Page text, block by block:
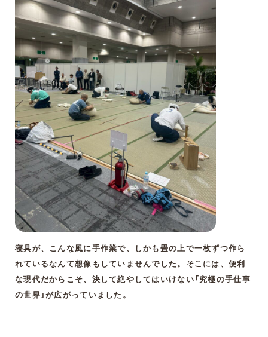
寝具が、こんな風に手作業で、しかも畳の上で一枚ずつ作ら
れているなんて想像もしていませんでした。そこには、便利
な現代だからこそ、決して絶やしてはいけない「究極の手仕事
の世界」が広がっていました。